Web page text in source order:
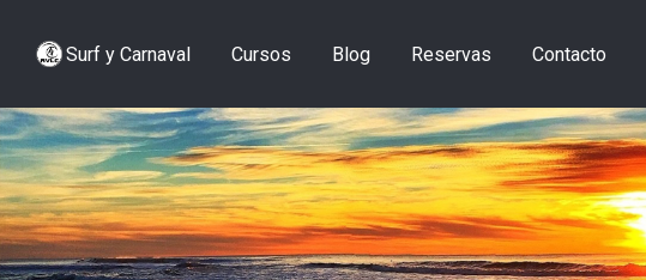
Surf y Carnaval Cursos Blog Reservas Contacto